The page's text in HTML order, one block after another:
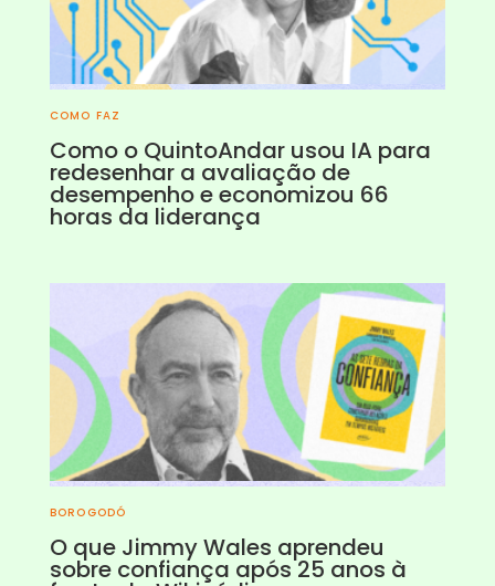
COMO FAZ
Como o QuintoAndar usou IA para
redesenhar a avaliação de
desempenho e economizou 66
horas da liderança
BOROGODÓ
O que Jimmy Wales aprendeu
sobre confiança após 25 anos à